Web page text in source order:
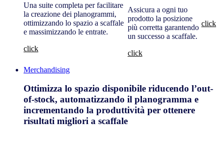
Una suite completa per facilitare
la creazione dei planogrammi,
ottimizzando lo spazio a scaffale
e massimizzando le entrate.
click
Assicura a ogni tuo
prodotto la posizione
più corretta garantendo
un successo a scaffale.
click
click
Merchandising
Ottimizza lo spazio disponibile riducendo l’out-
of-stock, automatizzando il planogramma e
incrementando la produttività per ottenere
risultati migliori a scaffale